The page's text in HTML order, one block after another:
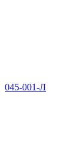
045-001-Л